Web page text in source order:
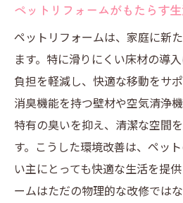
ペットリフォームがもたらす
ペットリフォームは、家庭に新
ます。特に滑りにくい床材の導
負担を軽減し、快適な移動をサ
消臭機能を持つ壁材や空気清浄
特有の臭いを抑え、清潔な空間
す。こうした環境改善は、ペッ
い主にとっても快適な生活を提
ームはただの物理的な改修では